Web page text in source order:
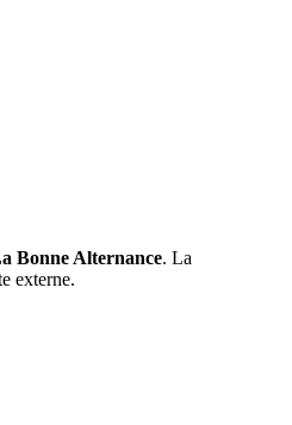
Bonne Alternance. La
externe.